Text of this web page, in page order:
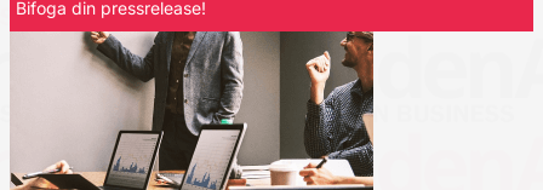
Bifoga din pressrelease!